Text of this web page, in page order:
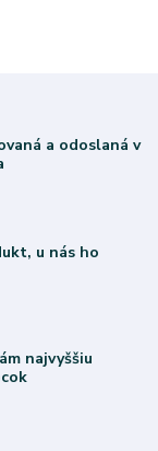
a odoslaná v
u nás ho
najvyššiu